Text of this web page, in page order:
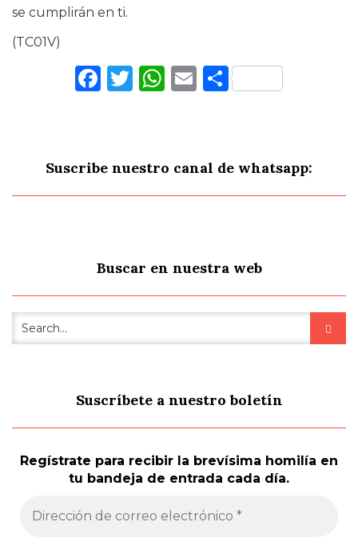
se cumplirán en ti.
(TC01V)
Facebook
Twitter
WhatsApp
Email
Suscribe nuestro canal de whatsapp:
Buscar en nuestra web
Suscríbete a nuestro boletín
Regístrate para recibir la brevísima homilía en
tu bandeja de entrada cada día.